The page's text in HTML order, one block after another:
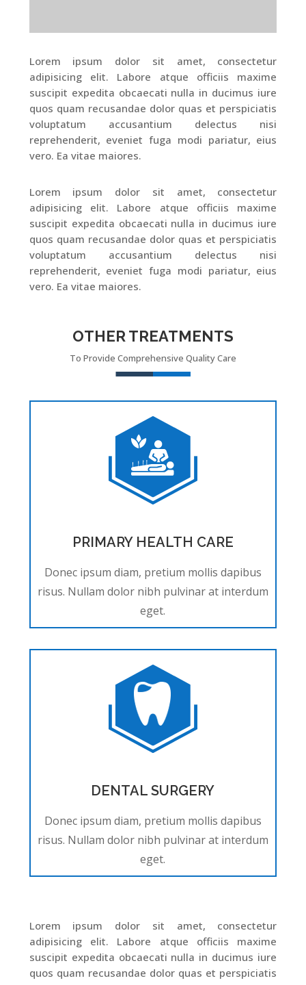
Lorem ipsum dolor sit amet, consectetur
adipisicing elit. Labore atque officiis maxime
suscipit expedita obcaecati nulla in ducimus iure
quos quam recusandae dolor quas et perspiciatis
voluptatum accusantium delectus nisi
reprehenderit, eveniet fuga modi pariatur, eius
vero. Ea vitae maiores.
Lorem ipsum dolor sit amet, consectetur
adipisicing elit. Labore atque officiis maxime
suscipit expedita obcaecati nulla in ducimus iure
quos quam recusandae dolor quas et perspiciatis
voluptatum accusantium delectus nisi
reprehenderit, eveniet fuga modi pariatur, eius
vero. Ea vitae maiores.
OTHER TREATMENTS
To Provide Comprehensive Quality Care
PRIMARY HEALTH CARE
Donec ipsum diam, pretium mollis dapibus
risus. Nullam dolor nibh pulvinar at interdum
eget.
DENTAL SURGERY
Donec ipsum diam, pretium mollis dapibus
risus. Nullam dolor nibh pulvinar at interdum
eget.
Lorem ipsum dolor sit amet, consectetur
adipisicing elit. Labore atque officiis maxime
suscipit expedita obcaecati nulla in ducimus iure
quos quam recusandae dolor quas et perspiciatis